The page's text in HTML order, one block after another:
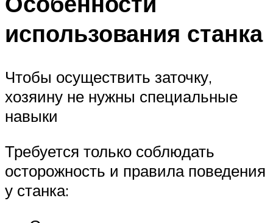
использования станка
Чтобы осуществить заточку,
хозяину не нужны специальные
навыки
Требуется только соблюдать
осторожность и правила поведения
у станка: